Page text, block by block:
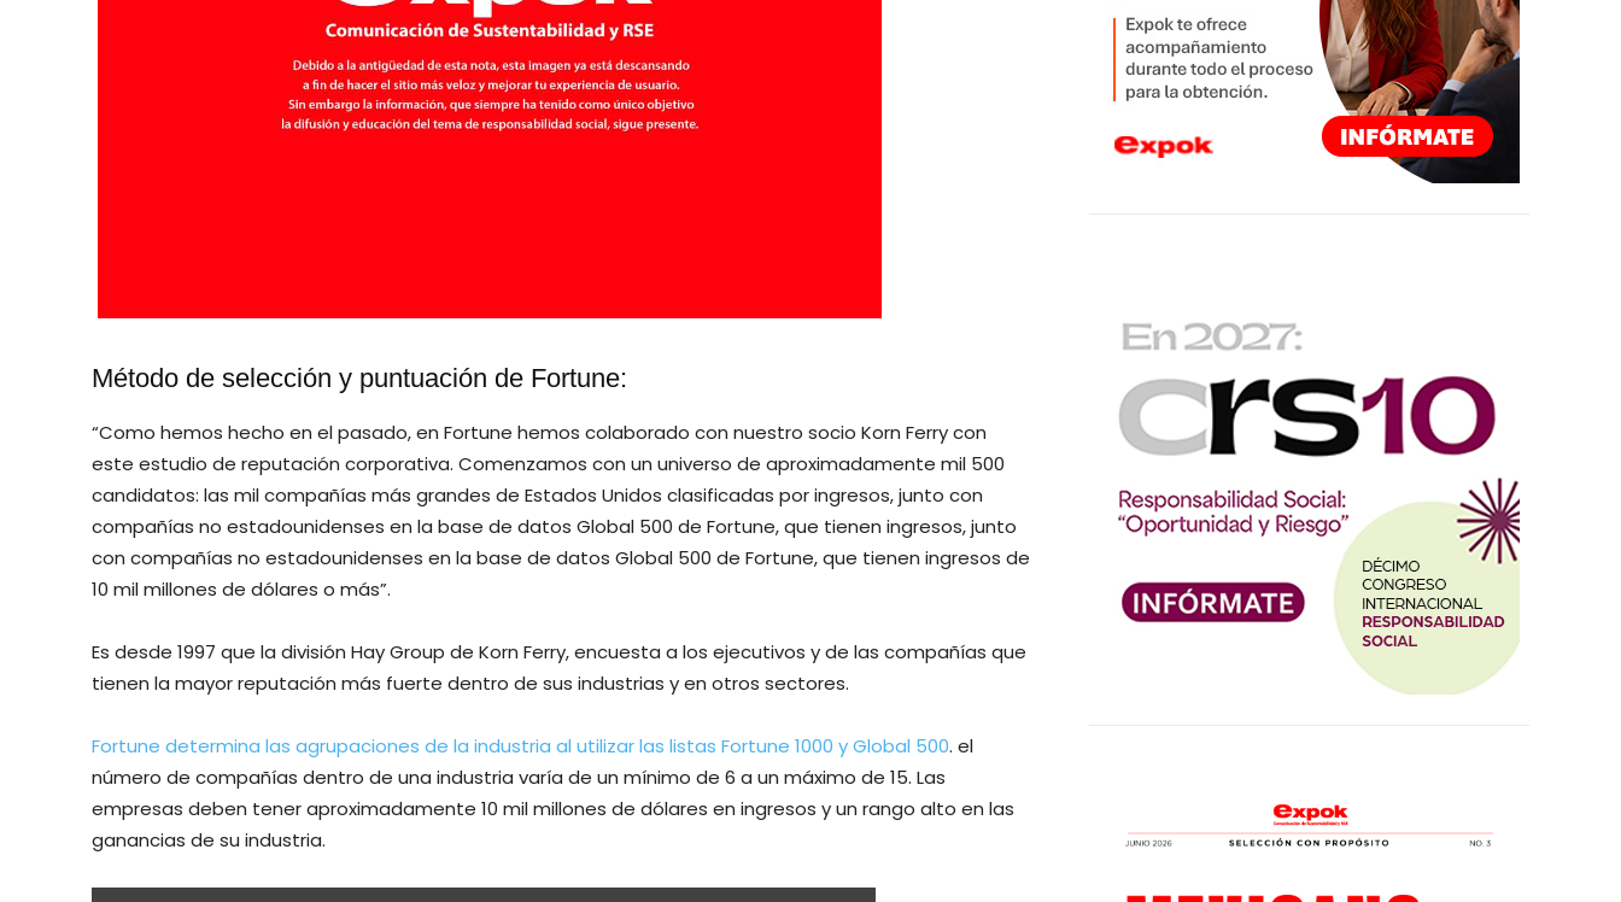
Método de selección y puntuación de Fortune:
“Como hemos hecho en el pasado, en Fortune hemos colaborado con nuestro socio Korn Ferry con
este estudio de reputación corporativa. Comenzamos con un universo de aproximadamente mil 500
candidatos: las mil compañías más grandes de Estados Unidos clasificadas por ingresos, junto con
compañías no estadounidenses en la base de datos Global 500 de Fortune, que tienen ingresos, junto
con compañías no estadounidenses en la base de datos Global 500 de Fortune, que tienen ingresos de
10 mil millones de dólares o más”.
Es desde 1997 que la división Hay Group de Korn Ferry, encuesta a los ejecutivos y de las compañías que
tienen la mayor reputación más fuerte dentro de sus industrias y en otros sectores.
Fortune determina las agrupaciones de la industria al utilizar las listas Fortune 1000 y Global 500. el
número de compañías dentro de una industria varía de un mínimo de 6 a un máximo de 15. Las
empresas deben tener aproximadamente 10 mil millones de dólares en ingresos y un rango alto en las
ganancias de su industria.